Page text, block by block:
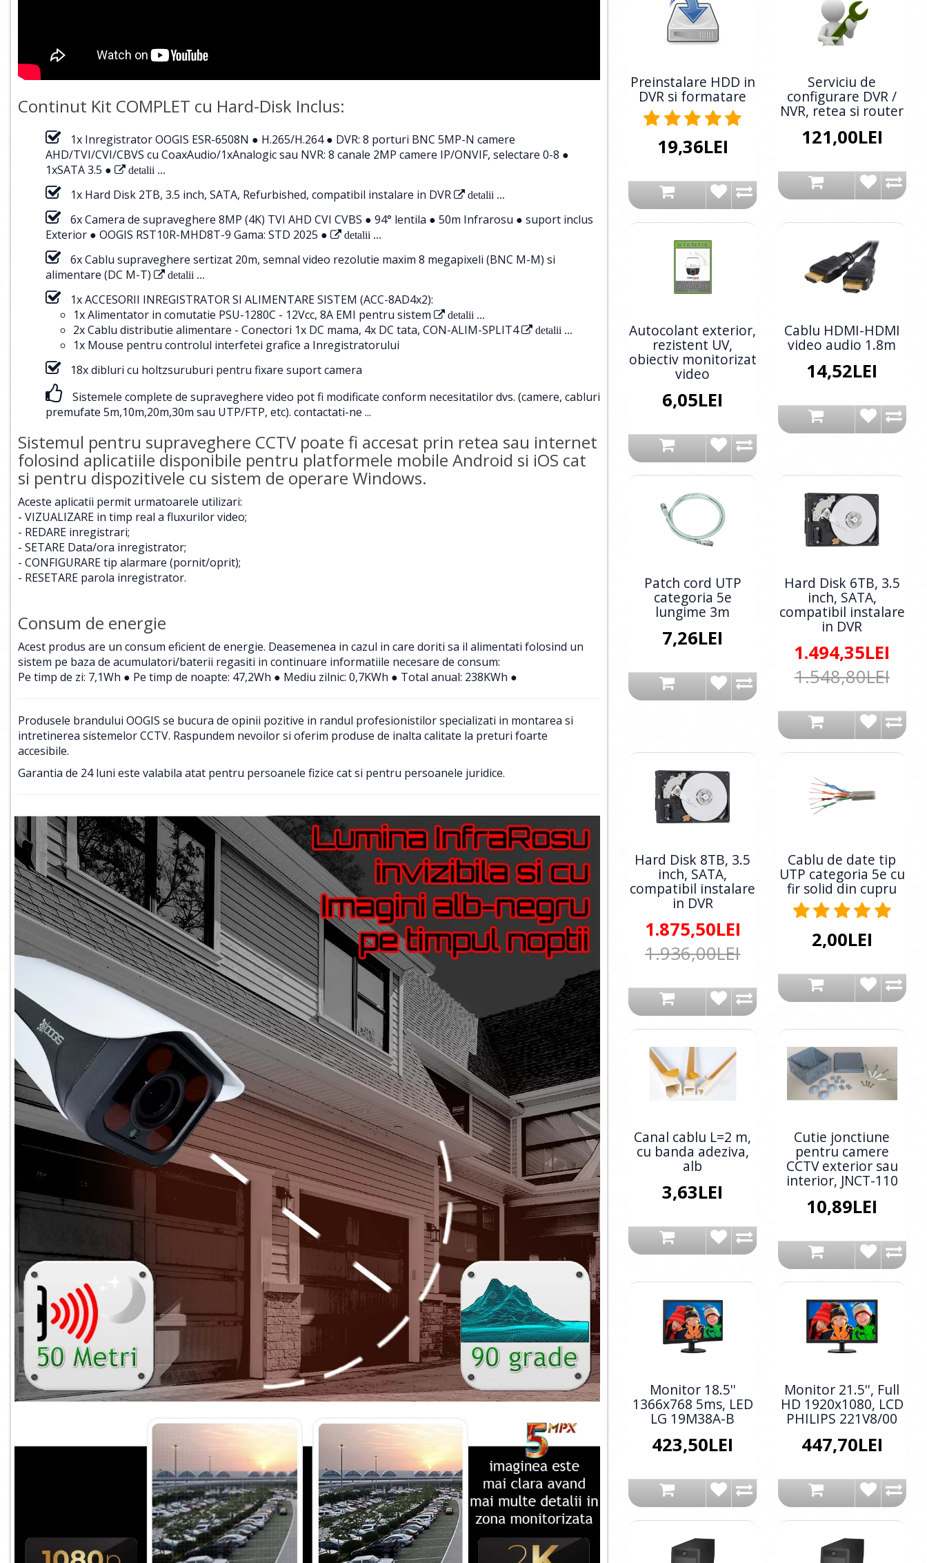
Continut Kit COMPLET cu Hard-Disk Inclus:
1x Inregistrator OOGIS ESR-6508N ● H.265/H.264 ● DVR: 8 porturi BNC 5MP-N camere
AHD/TVI/CVI/CBVS cu CoaxAudio/1xAnalogic sau NVR: 8 canale 2MP camere IP/ONVIF, selectare 0-8 ●
1xSATA 3.5 ●
detalii ...
1x Hard Disk 2TB, 3.5 inch, SATA, Refurbished, compatibil instalare in DVR detalii ...
6x Camera de supraveghere 8MP (4K) TVI AHD CVI CVBS ● 94° lentila ● 50m Infrarosu ● suport inclus
Exterior ● OOGIS RST10R-MHD8T-9 Gama: STD 2025 ●
detalii ...
6x Cablu supraveghere sertizat 20m, semnal video rezolutie maxim 8 megapixeli (BNC M-M) si
alimentare (DC M-T)
detalii ...
1x ACCESORII INREGISTRATOR SI ALIMENTARE SISTEM (ACC-8AD4x2):
1x Alimentator in comutatie PSU-1280C - 12Vcc, 8A EMI pentru sistem
detalii ...
2x Cablu distributie alimentare - Conectori 1x DC mama, 4x DC tata, CON-ALIM-SPLIT4 detalii ...
1x Mouse pentru controlul interfetei grafice a Inregistratorului
18x dibluri cu holtzsuruburi pentru fixare suport camera
Sistemele complete de supraveghere video pot fi modificate conform necesitatilor dvs. (camere, cabluri
premufate 5m,10m,20m,30m sau UTP/FTP, etc). contactati-ne ...
Sistemul pentru supraveghere CCTV poate fi accesat prin retea sau internet
folosind aplicatiile disponibile pentru platformele mobile Android si iOS cat
si pentru dispozitivele cu sistem de operare Windows.
Aceste aplicatii permit urmatoarele utilizari:
- VIZUALIZARE in timp real a fluxurilor video;
- REDARE inregistrari;
- SETARE Data/ora inregistrator;
- CONFIGURARE tip alarmare (pornit/oprit);
- RESETARE parola inregistrator.
Consum de energie
Acest produs are un consum eficient de energie. Deasemenea in cazul in care doriti sa il alimentati folosind un
sistem pe baza de acumulatori/baterii regasiti in continuare informatiile necesare de consum:
Pe timp de zi: 7,1Wh ● Pe timp de noapte: 47,2Wh ● Mediu zilnic: 0,7KWh ● Total anual: 238KWh ●
Produsele brandului OOGIS se bucura de opinii pozitive in randul profesionistilor specializati in montarea si
intretinerea sistemelor CCTV. Raspundem nevoilor si oferim produse de inalta calitate la preturi foarte
accesibile.
Garantia de 24 luni este valabila atat pentru persoanele fizice cat si pentru persoanele juridice.
Preinstalare HDD in
DVR si formatare
19,36LEI
Serviciu de
configurare DVR /
NVR, retea si router
121,00LEI
Autocolant exterior,
rezistent UV,
obiectiv monitorizat
video
6,05LEI
Cablu HDMI-HDMI
video audio 1.8m
14,52LEI
Patch cord UTP
categoria 5e
lungime 3m
7,26LEI
Hard Disk 6TB, 3.5
inch, SATA,
compatibil instalare
in DVR
1.494,35LEI
1.548,80LEI
Hard Disk 8TB, 3.5
inch, SATA,
compatibil instalare
in DVR
1.875,50LEI
1.936,00LEI
Cablu de date tip
UTP categoria 5e cu
fir solid din cupru
2,00LEI
Canal cablu L=2 m,
cu banda adeziva,
alb
3,63LEI
Cutie jonctiune
pentru camere
CCTV exterior sau
interior, JNCT-110
10,89LEI
Monitor 18.5''
1366x768 5ms, LED
LG 19M38A-B
423,50LEI
Monitor 21.5'', Full
HD 1920x1080, LCD
PHILIPS 221V8/00
447,70LEI